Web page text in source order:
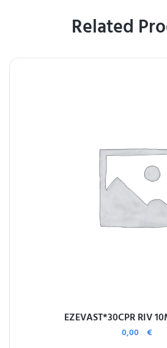
Related
EZEVAST*30CPR RIV
0,00 €